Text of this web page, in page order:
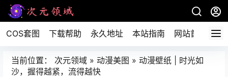
COS套图 下载帮助 永久地址 本站指南 网站首页
当前位置： 次元领域 » 动漫美图 » 动漫壁纸 | 时光如
沙，握得越紧，流得越快